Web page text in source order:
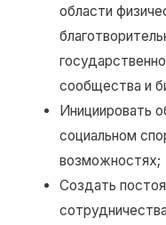
области
сообщества и
Инициировать
социальном
возможностях;
Создать